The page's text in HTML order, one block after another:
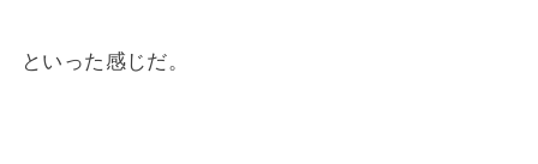
といった感じだ。